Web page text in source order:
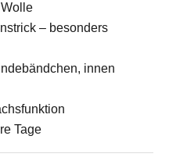
– besonders
innen
Tage